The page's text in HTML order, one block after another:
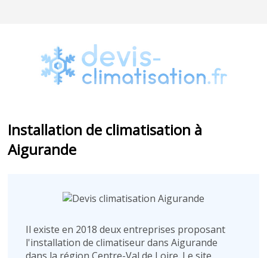
Installation de climatisation à
Aigurande
Il existe en 2018 deux entreprises proposant
l'installation de climatiseur dans Aigurande